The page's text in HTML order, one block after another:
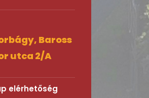
Baross
utca 2/A
elérhetőség